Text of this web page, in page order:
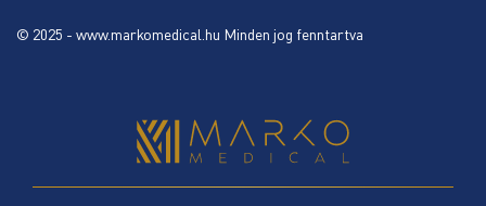
© 2025 - www.markomedical.hu Minden jog fenntartva